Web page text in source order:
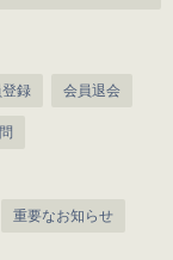
録 会員退会
重要なお知らせ